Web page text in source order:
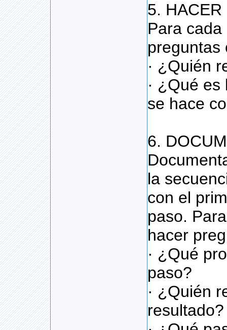
5. HACER
Para
preguntas
· ¿Quién
· ¿Qué
se hace
6.
la
con el
paso.
hacer
· ¿Qué
paso?
· ¿Quién
resultado?